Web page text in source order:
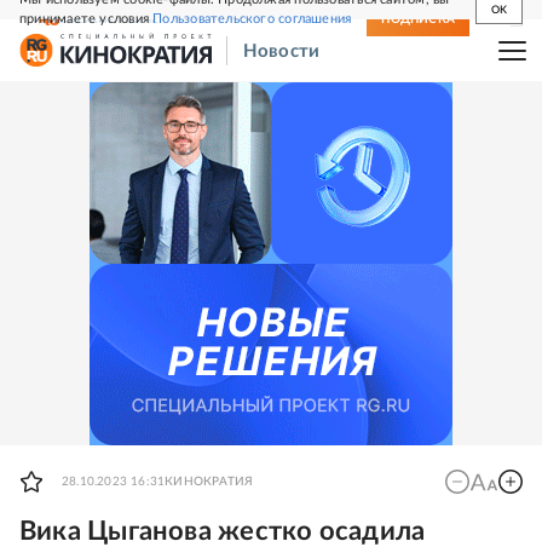
принимаете условияПользовательского соглашения
OK
СВЕЖИЙ НОМЕР ПОДПИСКА
Новости
28.10.2023 16:31 КИНОКРАТИЯ
Вика Цыганова жестко осадила